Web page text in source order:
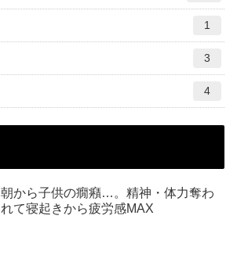
1
3
4
朝から子供の癇癪…。精神・体力奪わ
れて寝起きから疲労感MAX